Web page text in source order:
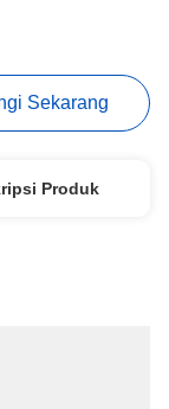
Sekarang
Produk